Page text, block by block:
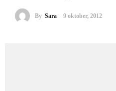
By Sara 9 oktober, 2012